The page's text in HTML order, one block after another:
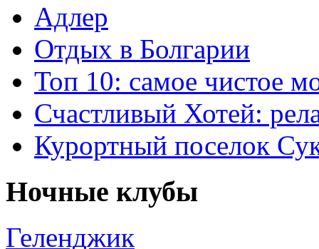
Адлер
Отдых в Болгарии
Топ 10: самое чистое
Счастливый Хотей:
Курортный поселок
Ночные клубы
Геленджик